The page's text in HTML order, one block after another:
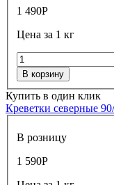
1 490Р
Цена за 1 кг
В корзину
Купить в один клик
Креветки северные
В розницу
1 590Р